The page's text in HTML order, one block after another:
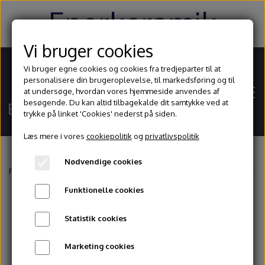
Enerkeramik
Blog
Forside
Vi bruger cookies
Vi bruger egne cookies og cookies fra tredjeparter til at
personalisere din brugeroplevelse, til markedsføring og til
at undersøge, hvordan vores hjemmeside anvendes af
besøgende. Du kan altid tilbagekalde dit samtykke ved at
trykke på linket 'Cookies' nederst på siden.
Læs mere i vores cookiepolitik og privatlivspolitik
Nødvendige cookies
Funktionelle cookies
Statistik cookies
Marketing cookies